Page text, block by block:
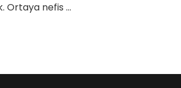
Ortaya nefis …